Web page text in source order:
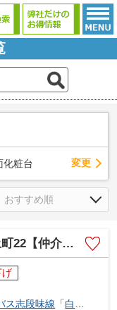
化粧台 変更
】新築一戸建て 1号棟
げ
ス志段味線 「白沢渓谷